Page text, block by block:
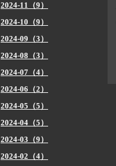
2024-11（9）
2024-10（9）
2024-09（3）
2024-08（3）
2024-07（4）
2024-06（2）
2024-05（5）
2024-04（5）
2024-03（9）
2024-02（4）